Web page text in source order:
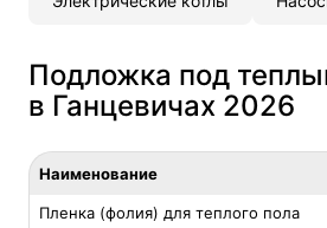
Подложка под
в Ганцевичах 2026
Наименование
Пленка (фолия) для теплого пола